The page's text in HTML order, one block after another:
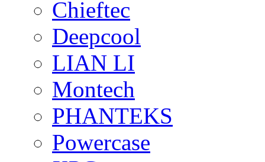
Chieftec
Deepcool
LIAN LI
Montech
PHANTEKS
Powercase